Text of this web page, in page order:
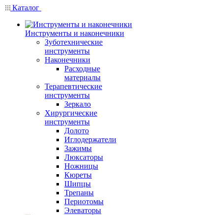
Каталог
Инструменты и наконечники
Зуботехнические
инструменты
Наконечники
Расходные
материалы
Терапевтические
инструменты
Зеркало
Хирургические
инструменты
Долото
Иглодержатели
Зажимы
Люксаторы
Ножницы
Кюреты
Шипцы
Трепаны
Периотомы
Элеваторы